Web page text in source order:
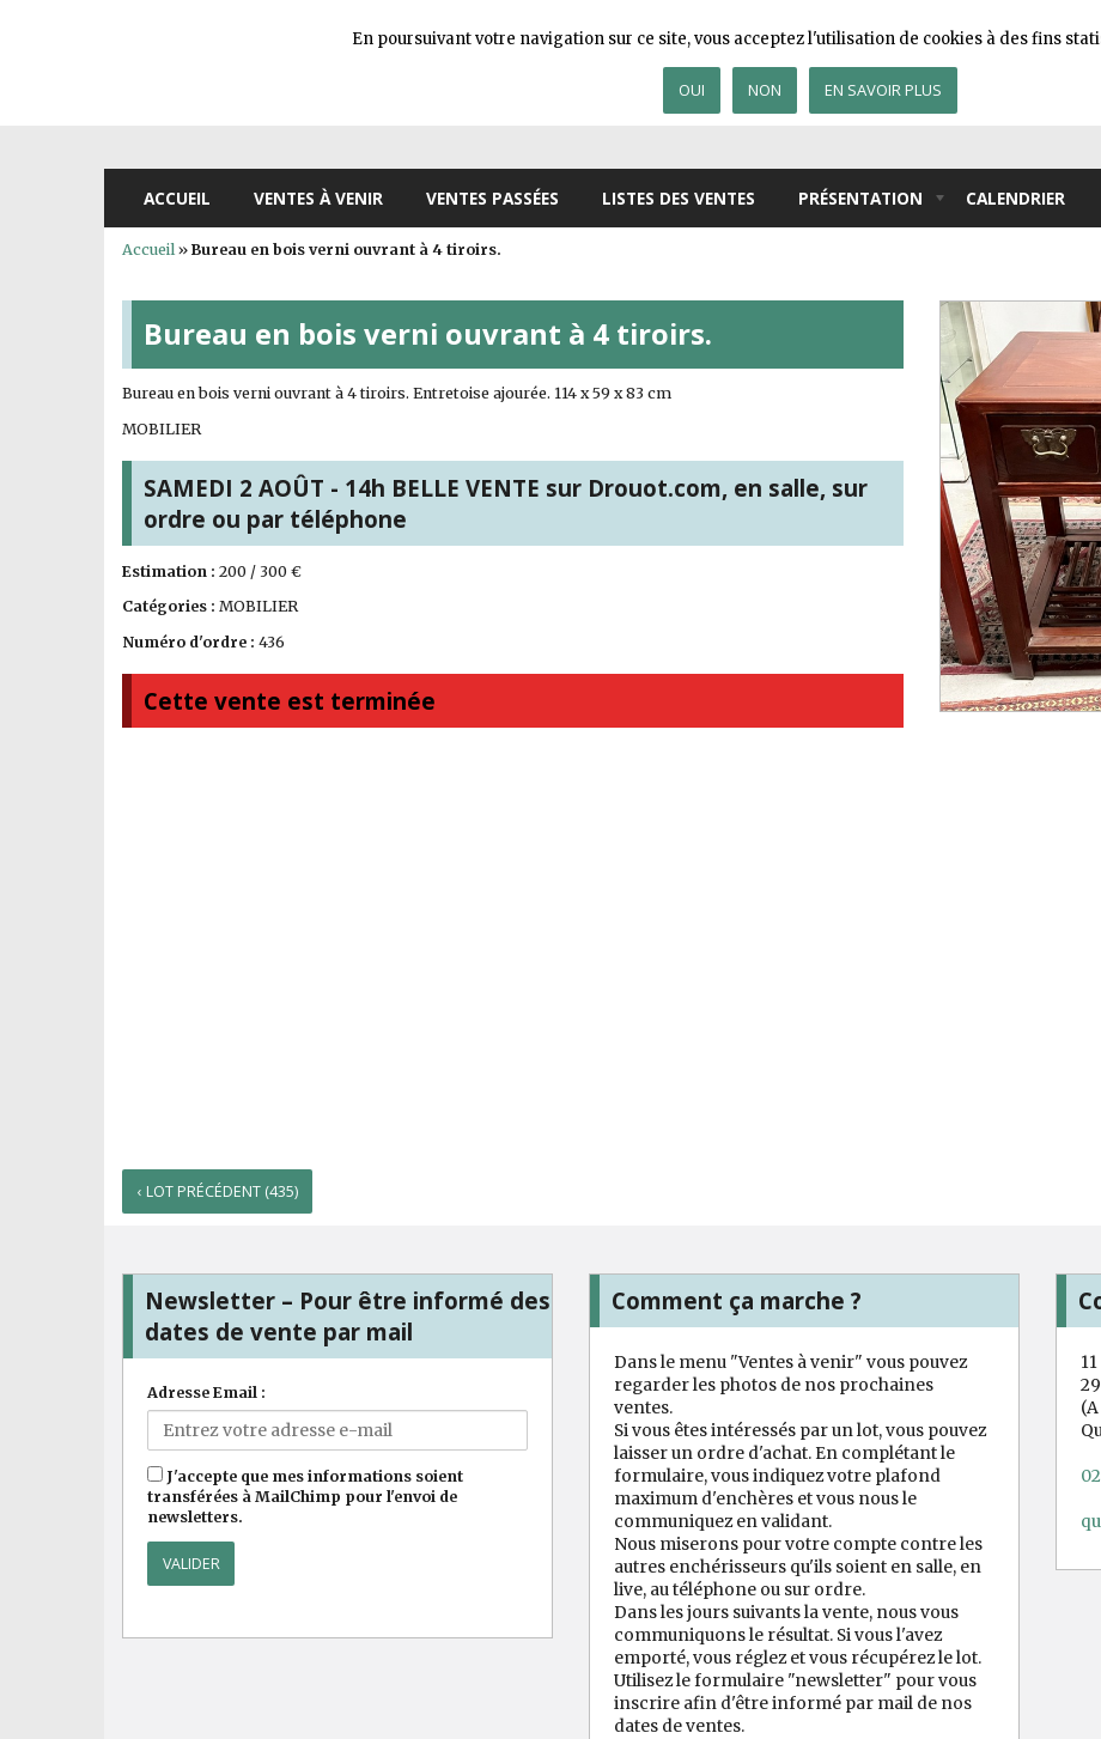
ACCUEIL VENTES À VENIR VENTES PASSÉES LISTES DES VENTES PRÉSENTATION CALENDRIER
Accueil» Bureau en bois verni ouvrant à 4 tiroirs.
Bureau en bois verni ouvrant à 4 tiroirs.
Bureau en bois verni ouvrant à 4 tiroirs. Entretoise ajourée. 114 x 59 x 83 cm
MOBILIER
SAMEDI 2 AOÛT - 14h BELLE VENTE sur Drouot.com, en salle, sur
ordre ou par téléphone
Estimation : 200 / 300 €
Catégories : MOBILIER
Numéro d'ordre : 436
Cette vente est terminée
‹ LOT PRÉCÉDENT (435)
Newsletter – Pour être informé des
dates de vente par mail
Adresse Email :
J'accepte que mes informations soient
transférées à MailChimp pour l'envoi de
newsletters.
Comment ça marche ?
Dans le menu "Ventes à venir" vous pouvez
regarder les photos de nos prochaines
ventes.
Si vous êtes intéressés par un lot, vous pouvez
laisser un ordre d'achat. En complétant le
formulaire, vous indiquez votre plafond
maximum d'enchères et vous nous le
communiquez en validant.
Nous miserons pour votre compte contre les
autres enchérisseurs qu'ils soient en salle, en
live, au téléphone ou sur ordre.
Dans les jours suivants la vente, nous vous
communiquons le résultat. Si vous l'avez
emporté, vous réglez et vous récupérez le lot.
Utilisez le formulaire "newsletter" pour vous
inscrire afin d'être informé par mail de nos
dates de ventes.
En poursuivant votre navigation sur ce site, vous acceptez l'utilisation de cookies à des fins
OUI NON EN SAVOIR PLUS